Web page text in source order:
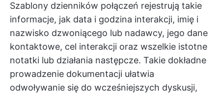
Szablony dzienników połączeń rejestrują takie
informacje, jak data i godzina interakcji, imię i
nazwisko dzwoniącego lub nadawcy, jego dane
kontaktowe, cel interakcji oraz wszelkie istotne
notatki lub działania następcze. Takie dokładne
prowadzenie dokumentacji ułatwia
odwoływanie się do wcześniejszych dyskusji,